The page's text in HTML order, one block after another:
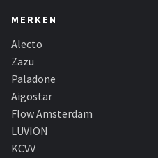
MERKEN
Alecto
Zazu
Paladone
Aigostar
Flow Amsterdam
LUVION
KCVV